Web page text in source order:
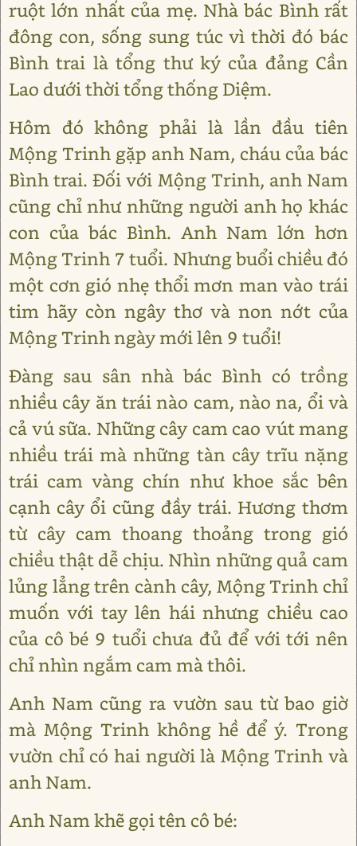
ruột lớn nhất của mẹ. Nhà bác Bình rất
đông con, sống sung túc vì thời đó bác
Bình trai là tổng thư ký của đảng Cần
Lao dưới thời tổng thống Diệm.
Hôm đó không phải là lần đầu tiên
Mộng Trinh gặp anh Nam, cháu của bác
Bình trai. Đối với Mộng Trinh, anh Nam
cũng chỉ như những người anh họ khác
con của bác Bình. Anh Nam lớn hơn
Mộng Trinh 7 tuổi. Nhưng buổi chiều đó
một cơn gió nhẹ thổi mơn man vào trái
tim hãy còn ngây thơ và non nớt của
Mộng Trinh ngày mới lên 9 tuổi!
Đàng sau sân nhà bác Bình có trồng
nhiều cây ăn trái nào cam, nào na, ổi và
cả vú sữa. Những cây cam cao vút mang
nhiều trái mà những tàn cây trĩu nặng
trái cam vàng chín như khoe sắc bên
cạnh cây ổi cũng đầy trái. Hương thơm
từ cây cam thoang thoảng trong gió
chiều thật dễ chịu. Nhìn những quả cam
lủng lẳng trên cành cây, Mộng Trinh chỉ
muốn với tay lên hái nhưng chiều cao
của cô bé 9 tuổi chưa đủ để với tới nên
chỉ nhìn ngắm cam mà thôi.
Anh Nam cũng ra vườn sau từ bao giờ
mà Mộng Trinh không hề để ý. Trong
vườn chỉ có hai người là Mộng Trinh và
anh Nam.
Anh Nam khẽ gọi tên cô bé: